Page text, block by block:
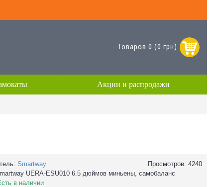
Товаров 0 (0 грн)
Акции и распродажи
Просмотров: 4240
Smartway
UERA-ESU010 6.5 дюймов миньены, самобаланс
в наличии